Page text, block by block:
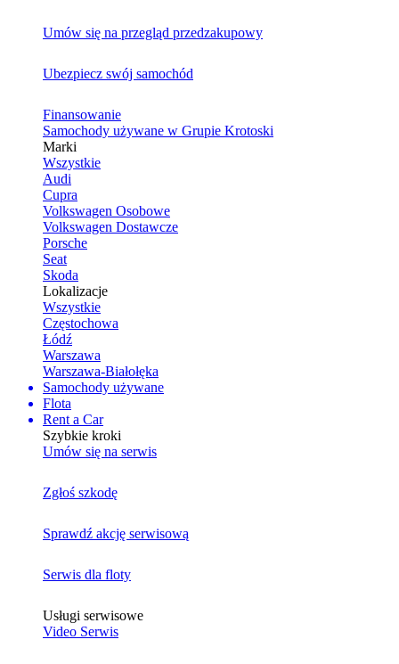
Umów się na przegląd przedzakupowy
Ubezpiecz swój samochód
Finansowanie
Samochody używane w Grupie Krotoski
Marki
Wszystkie
Audi
Cupra
Volkswagen Osobowe
Volkswagen Dostawcze
Porsche
Seat
Skoda
Lokalizacje
Wszystkie
Częstochowa
Łódź
Warszawa
Warszawa-Białołęka
Samochody używane
Flota
Rent a Car
Szybkie kroki
Umów się na serwis
Zgłoś szkodę
Sprawdź akcję serwisową
Serwis dla floty
Usługi serwisowe
Video Serwis